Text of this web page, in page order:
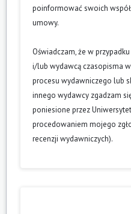
poinformować swoich
umowy.
Oświadczam, że w
i/lub wydawcą czasopisma
procesu wydawniczego lub
innego wydawcy zgadzam
poniesione przez
procedowaniem mojego
recenzji wydawniczych).